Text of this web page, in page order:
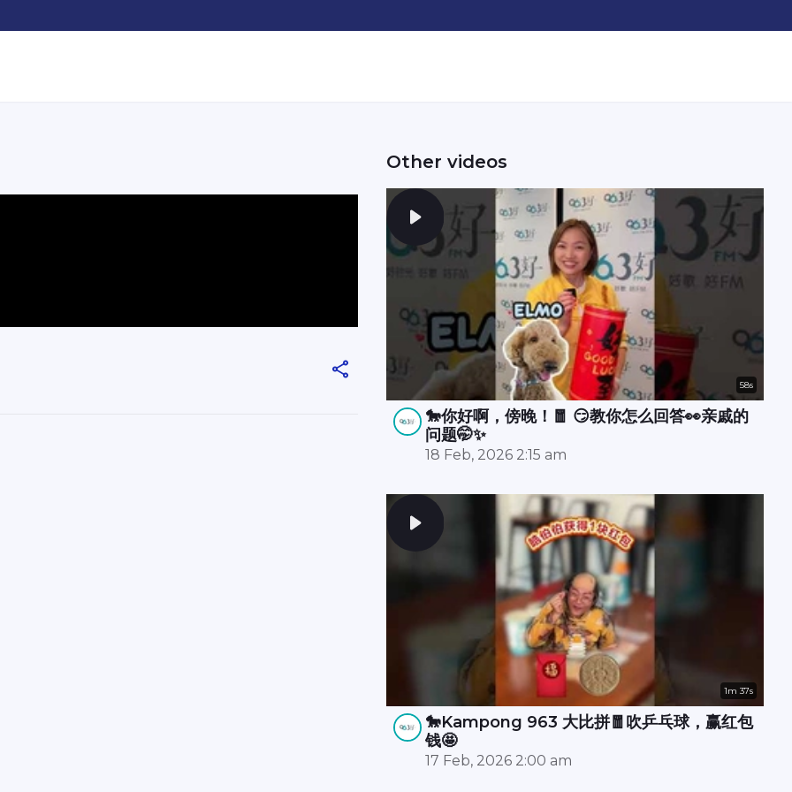
Other videos
58s
🐎你好啊，傍晚！🧧 😏教你怎么回答👀亲戚的
问题🤭✨
18 Feb, 2026 2:15 am
1m 37s
🐎Kampong 963 大比拼🧧吹乒乓球，赢红包
钱🤩
17 Feb, 2026 2:00 am